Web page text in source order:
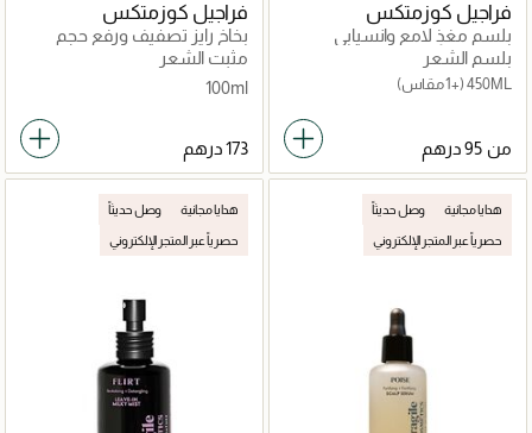
فراجيل كوزمتكس
بلسم مغذٍ لامع وانسيابي
بلسم الشعر
450ML (+1 مقاس)
من
فراجيل كوزمتكس
بخاخ رايز تصفيف ورفع حجم
الشعر مع تموجات
مثبت الشعر
100ml
هدايا مجانية وصل حديثاً
حصرياً عبر المتجر الإلكتروني
هدايا مجانية وصل حديثاً
حصرياً عبر المتجر الإلكتروني